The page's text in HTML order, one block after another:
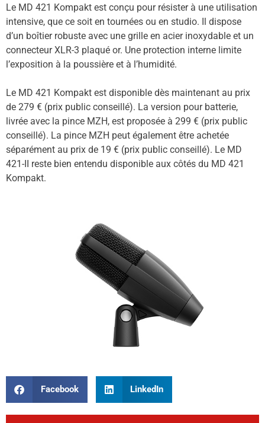
Le MD 421 Kompakt est conçu pour résister à une utilisation
intensive, que ce soit en tournées ou en studio. Il dispose
d’un boîtier robuste avec une grille en acier inoxydable et un
connecteur XLR-3 plaqué or. Une protection interne limite
l’exposition à la poussière et à l’humidité.
Le MD 421 Kompakt est disponible dès maintenant au prix
de 279 € (prix public conseillé). La version pour batterie,
livrée avec la pince MZH, est proposée à 299 € (prix public
conseillé). La pince MZH peut également être achetée
séparément au prix de 19 € (prix public conseillé). Le MD
421-II reste bien entendu disponible aux côtés du MD 421
Kompakt.
Facebook LinkedIn